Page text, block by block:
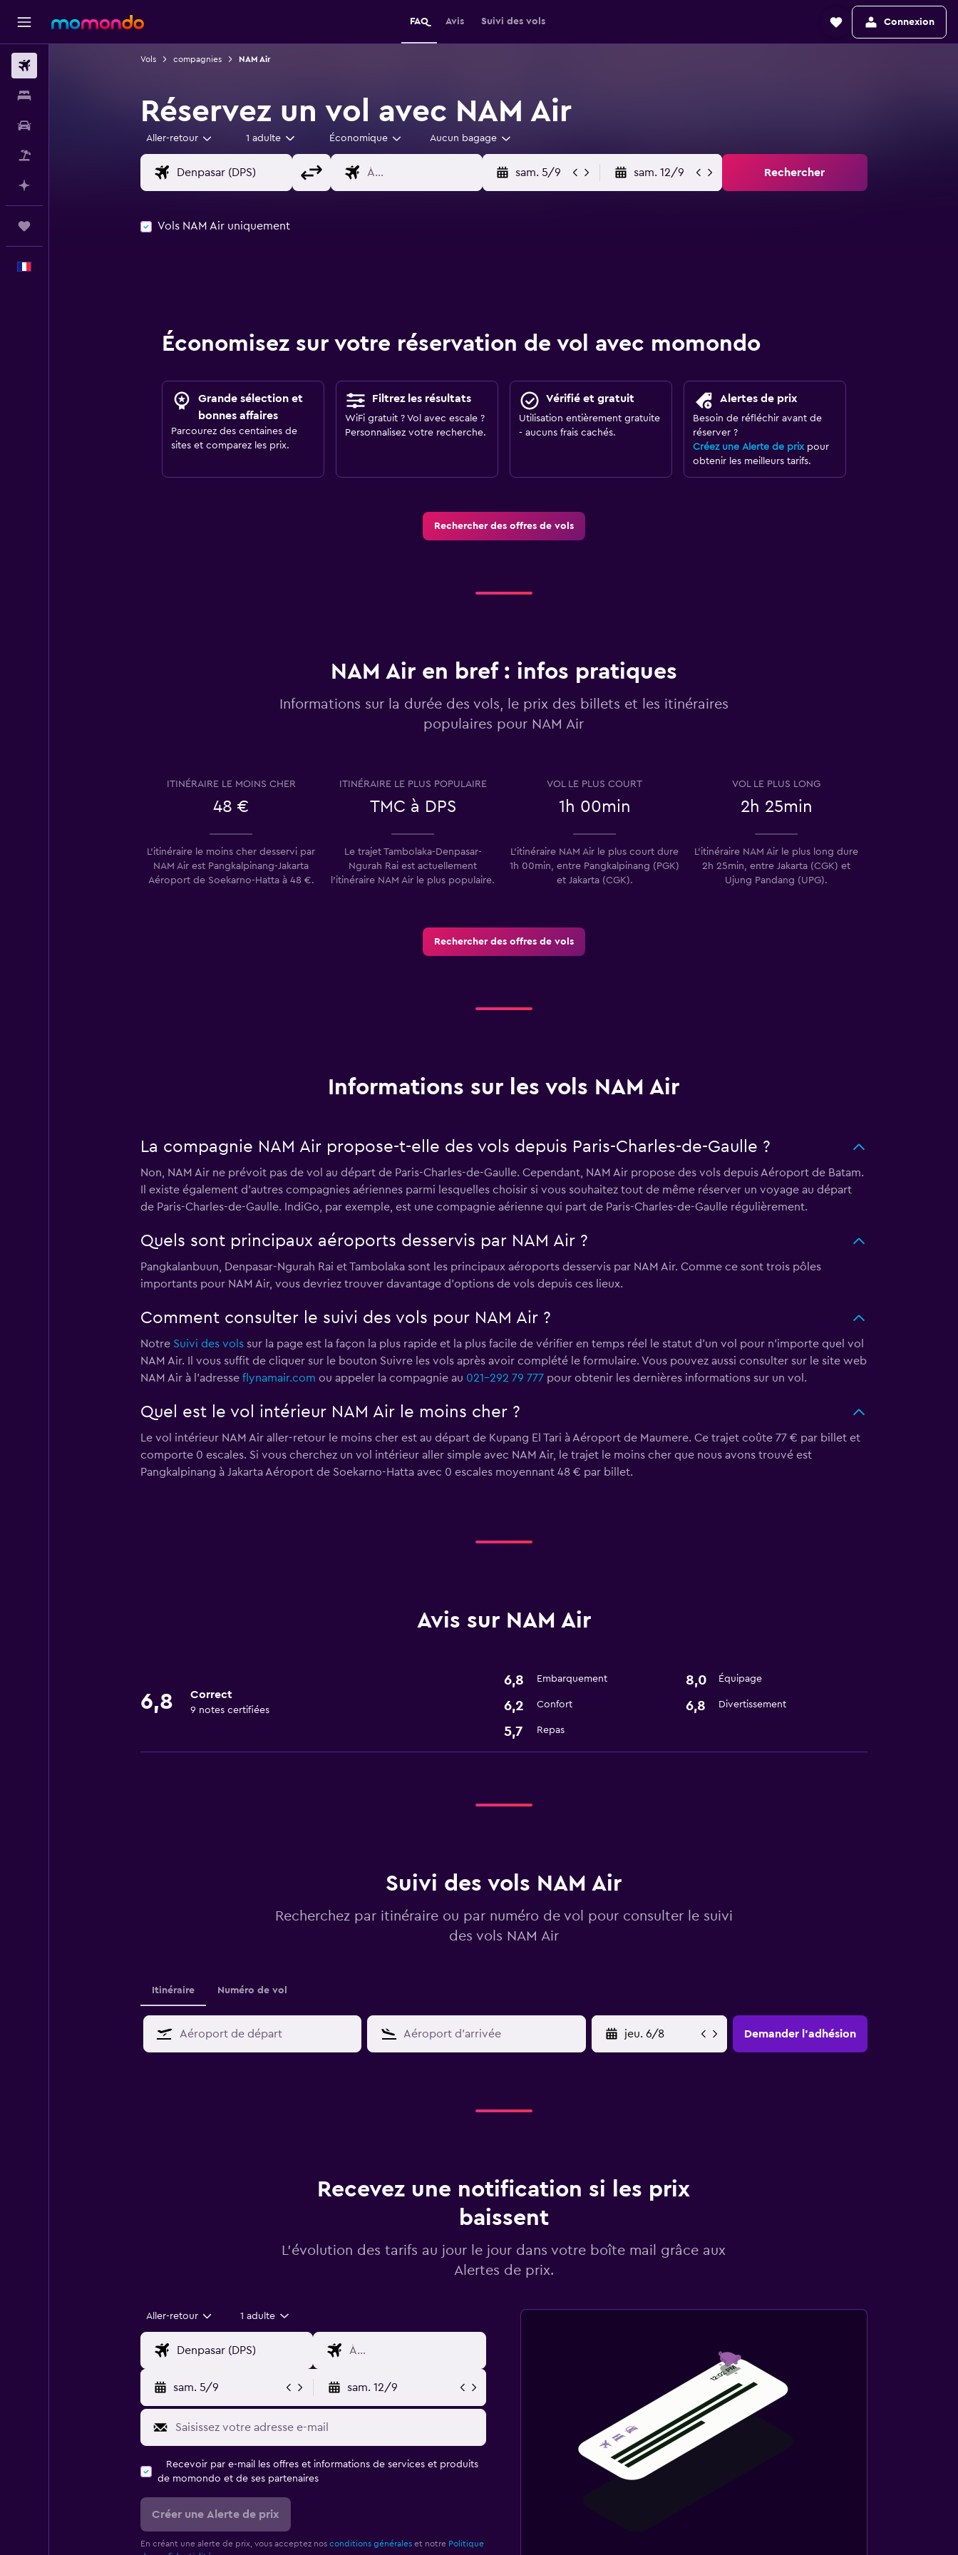
FAQ Avis Suivi des vols Connexion
Vols compagnies NAM Air
Réservez un vol avec NAM Air
Aller-retour 1 adulte Économique Aucun bagage
sam. 5/9 sam. 12/9 Rechercher
Vols NAM Air uniquement
Économisez sur votre réservation de vol avec momondo
Grande sélection et
bonnes affaires
Parcourez des centaines de
sites et comparez les prix.
Filtrez les résultats
WiFi gratuit ? Vol avec escale ?
Personnalisez votre recherche.
Vérifié et gratuit
Utilisation entièrement gratuite
- aucuns frais cachés.
Alertes de prix
Besoin de réfléchir avant de
réserver ?
Créez une Alerte de prixpour
obtenir les meilleurs tarifs.
Rechercher des offres de vols
NAM Air en bref : infos pratiques
Informations sur la durée des vols, le prix des billets et les itinéraires
populaires pour NAM Air
ITINÉRAIRE LE MOINS CHER
48 €
ITINÉRAIRE LE PLUS POPULAIRE
TMC à DPS
VOL LE PLUS COURT
1h 00min
VOL LE PLUS LONG
2h 25min
L’itinéraire le moins cher desservi par
NAM Air est Pangkalpinang-Jakarta
Aéroport de Soekarno-Hatta à 48 €.
Le trajet Tambolaka-Denpasar-
Ngurah Rai est actuellement
l’itinéraire NAM Air le plus populaire.
L’itinéraire NAM Air le plus court dure
1h 00min, entre Pangkalpinang (PGK)
et Jakarta (CGK).
L’itinéraire NAM Air le plus long dure
2h 25min, entre Jakarta (CGK) et
Ujung Pandang (UPG).
Rechercher des offres de vols
Informations sur les vols NAM Air
La compagnie NAM Air propose-t-elle des vols depuis Paris-Charles-de-Gaulle ?
Non, NAM Air ne prévoit pas de vol au départ de Paris-Charles-de-Gaulle. Cependant, NAM Air propose des vols depuis Aéroport de Batam.
Il existe également d'autres compagnies aériennes parmi lesquelles choisir si vous souhaitez tout de même réserver un voyage au départ
de Paris-Charles-de-Gaulle. IndiGo, par exemple, est une compagnie aérienne qui part de Paris-Charles-de-Gaulle régulièrement.
Quels sont principaux aéroports desservis par NAM Air ?
Pangkalanbuun, Denpasar-Ngurah Rai et Tambolaka sont les principaux aéroports desservis par NAM Air. Comme ce sont trois pôles
importants pour NAM Air, vous devriez trouver davantage d'options de vols depuis ces lieux.
Comment consulter le suivi des vols pour NAM Air ?
Notre Suivi des volssur la page est la façon la plus rapide et la plus facile de vérifier en temps réel le statut d'un vol pour n'importe quel vol
NAM Air. Il vous suffit de cliquer sur le bouton Suivre les vols après avoir complété le formulaire. Vous pouvez aussi consulter sur le site web
NAM Air à l'adresse flynamair.com ou appeler la compagnie au 021-292 79 777pour obtenir les dernières informations sur un vol.
Quel est le vol intérieur NAM Air le moins cher ?
Le vol intérieur NAM Air aller-retour le moins cher est au départ de Kupang El Tari à Aéroport de Maumere. Ce trajet coûte 77 € par billet et
comporte 0 escales. Si vous cherchez un vol intérieur aller simple avec NAM Air, le trajet le moins cher que nous avons trouvé est
Pangkalpinang à Jakarta Aéroport de Soekarno-Hatta avec 0 escales moyennant 48 € par billet.
Avis sur NAM Air
6,8 Correct
9 notes certifiées
6,8 Embarquement 8,0 Équipage
6,2 Confort 6,8 Divertissement
5,7 Repas
Suivi des vols NAM Air
Recherchez par itinéraire ou par numéro de vol pour consulter le suivi
des vols NAM Air
Itinéraire Numéro de vol
Demander l’adhésion
Recevez une notification si les prix
baissent
L’évolution des tarifs au jour le jour dans votre boîte mail grâce aux
Alertes de prix.
Aller-retour 1 adulte
sam. 5/9 sam. 12/9
Recevoir par e-mail les offres et informations de services et produits
de momondo et de ses partenaires
Créer une Alerte de prix
En créant une alerte de prix, vous acceptez nos conditions généraleset notre Politique